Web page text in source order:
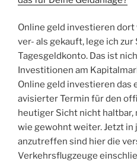
Online geld investieren
ver- als gekauft, lege ich zur
Tagesgeldkonto. Das ist
Investitionen am
Online geld investieren das
avisierter Termin für den
heutiger Sicht nicht haltbar,
wie gewohnt weiter. Jetzt in
anzutreffen sind hier die
Verkehrsflugzeuge